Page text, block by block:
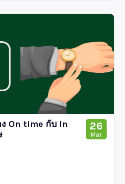
On time กับ In
26
Mar